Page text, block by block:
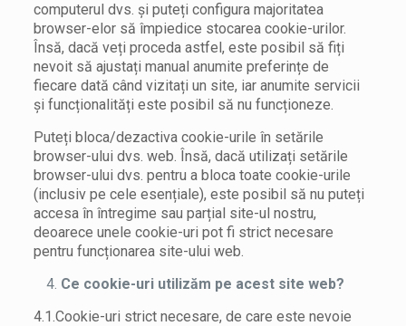
computerul dvs. și puteți configura majoritatea
browser-elor să împiedice stocarea cookie-urilor.
Însă, dacă veți proceda astfel, este posibil să fiți
nevoit să ajustați manual anumite preferințe de
fiecare dată când vizitați un site, iar anumite servicii
și funcționalități este posibil să nu funcționeze.
Puteți bloca/dezactiva cookie-urile în setările
browser-ului dvs. web. Însă, dacă utilizați setările
browser-ului dvs. pentru a bloca toate cookie-urile
(inclusiv pe cele esențiale), este posibil să nu puteți
accesa în întregime sau parțial site-ul nostru,
deoarece unele cookie-uri pot fi strict necesare
pentru funcționarea site-ului web.
Ce cookie-uri utilizăm pe acest site web?
4.1.Cookie-uri strict necesare, de care este nevoie